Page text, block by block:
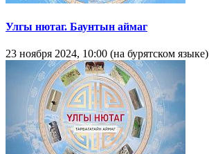
Улгы нютаг. Баунтын аймаг
23 ноября 2024, 10:00 (на бурятском языке)